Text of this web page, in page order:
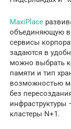
MaxiPlace
объединяющую
сервисы
задаются в
можно выбрать
памяти и тип
возможностью
без
инфраструктуры
кластеры N+1.